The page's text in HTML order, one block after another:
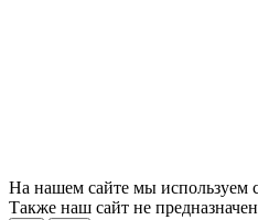
На нашем сайте мы используем
Также наш сайт не